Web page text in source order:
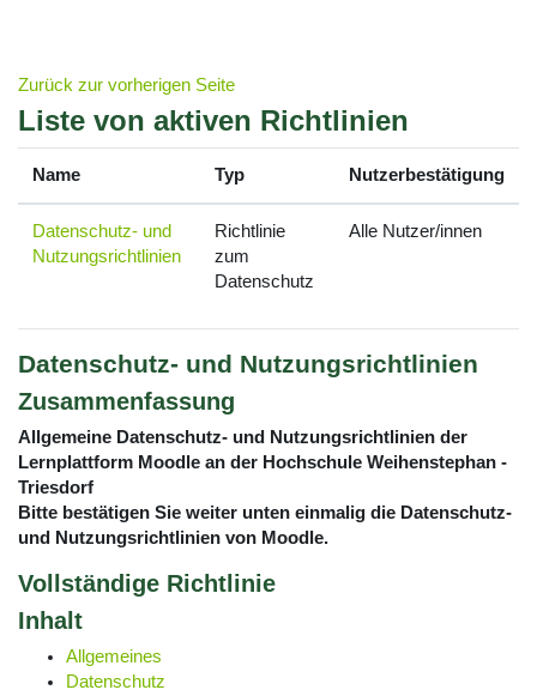
Zurück zur vorherigen Seite
Liste von aktiven Richtlinien
Name Typ Nutzerbestätigung
Datenschutz- und
Nutzungsrichtlinien
Richtlinie
zum
Datenschutz
Alle Nutzer/innen
Datenschutz- und Nutzungsrichtlinien
Zusammenfassung
Allgemeine Datenschutz- und Nutzungsrichtlinien der
Lernplattform Moodle an der Hochschule Weihenstephan -
Triesdorf
Bitte bestätigen Sie weiter unten einmalig die Datenschutz-
und Nutzungsrichtlinien von Moodle.
Vollständige Richtlinie
Inhalt
Allgemeines
Datenschutz